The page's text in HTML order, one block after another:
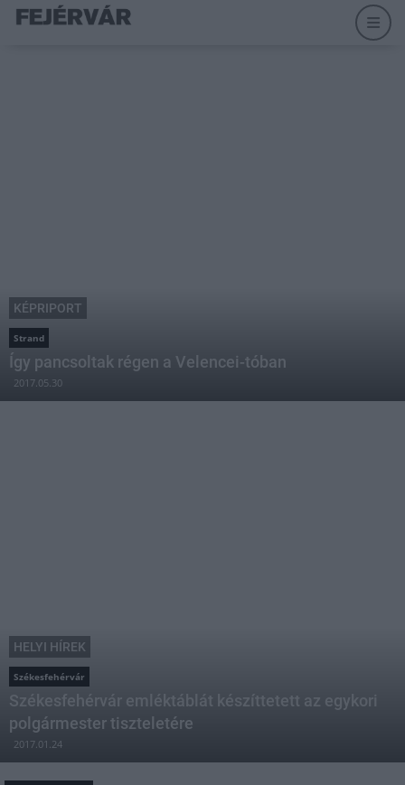
KÉPRIPORT
Strand
Így pancsoltak régen a Velencei-tóban
2017.05.30
HELYI HÍREK
Székesfehérvár
Székesfehérvár emléktáblát készíttetett az egykori
polgármester tiszteletére
2017.01.24